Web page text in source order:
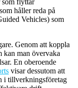
som flyttar
håller reda på
Vehicles) som
Genom att koppla
kan man övervaka
En oberoende
visar dessutom att
i tillverkningsföretag